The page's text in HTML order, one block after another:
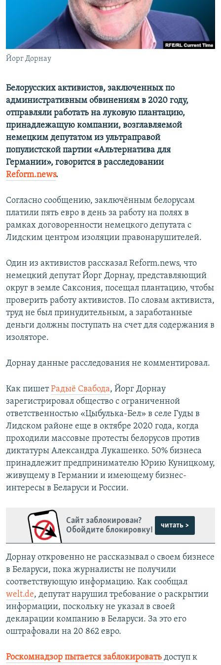
ПОБЕДИТЕЛЕЙ НЕ СУДЯТ?
КРЫМ.НЕПОКОРЕННЫЙ
ELIFBE
УКРАИНСКАЯ ПРОБЛЕМА КРЫМА
ПРИСОЕДИНЯЙТЕСЬ!
Йорг Дорнау
Белорусских активистов, заключенных по
административным обвинениям в 2020 году,
отправляли работать на луковую плантацию,
принадлежащую компании, возглавляемой
немецким депутатом из ультраправой
популистской партии «Альтернатива для
Германии», говорится в расследовании
Reform.news.
Согласно сообщению, заключённым белорусам
платили пять евро в день за работу на полях в
рамках договоренности немецкого депутата с
Лидским центром изоляции правонарушителей.
Один из активистов рассказал Reform.news, что
немецкий депутат Йорг Дорнау, представляющий
округ в земле Саксония, посещал плантацию, чтобы
проверить работу активистов. По словам активиста,
труд не был принудительным, а заработанные
деньги должны поступать на счет для содержания в
изоляторе.
Дорнау данные расследования не комментировал.
Как пишетРадыё Свабода, Йорг Дорнау
зарегистрировал общество с ограниченной
ответственностью «Цыбулька-Бел» в селе Гуды в
Лидском районе еще в октябре 2020 года, когда
проходили массовые протесты белорусов против
диктатуры Александра Лукашенко. 50% бизнеса
принадлежит предпринимателю Юрию Куницкому,
живущему в Германии и имеющему бизнес-
интересы в Беларуси и России.
Сайт заблокирован?
Обойдите блокировку!
читать >
Дорнау откровенно не рассказывал о своем бизнесе
в Беларуси, пока журналисты не получили
соответствующую информацию. Как сообщал
welt.de, депутат нарушил требование о раскрытии
информации, поскольку не указал в своей
декларации компанию в Беларуси. За это его
оштрафовали на 20 862 евро.
Роскомнадзор пытается заблокировать доступ к